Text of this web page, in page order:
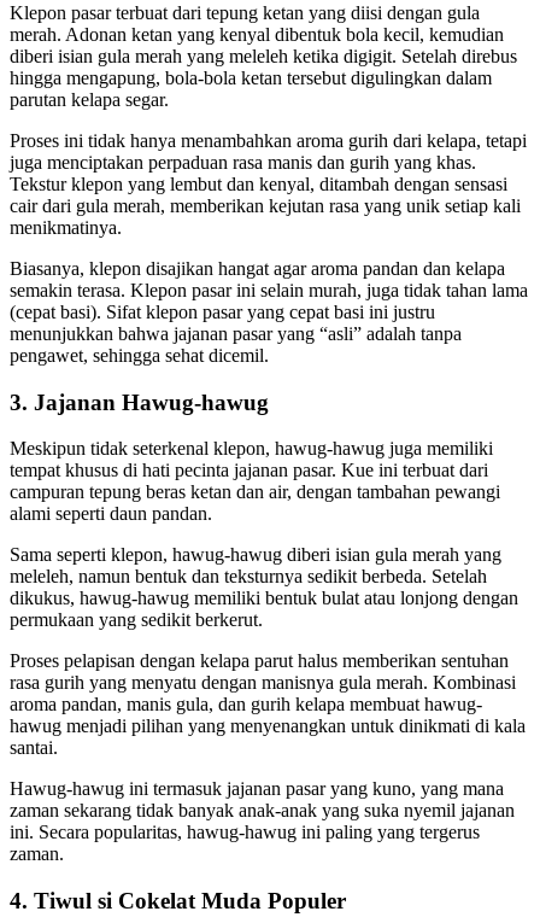
Klepon pasar terbuat dari tepung ketan yang diisi dengan gula
merah. Adonan ketan yang kenyal dibentuk bola kecil, kemudian
diberi isian gula merah yang meleleh ketika digigit. Setelah direbus
hingga mengapung, bola-bola ketan tersebut digulingkan dalam
parutan kelapa segar.
Proses ini tidak hanya menambahkan aroma gurih dari kelapa, tetapi
juga menciptakan perpaduan rasa manis dan gurih yang khas.
Tekstur klepon yang lembut dan kenyal, ditambah dengan sensasi
cair dari gula merah, memberikan kejutan rasa yang unik setiap kali
menikmatinya.
Biasanya, klepon disajikan hangat agar aroma pandan dan kelapa
semakin terasa. Klepon pasar ini selain murah, juga tidak tahan lama
(cepat basi). Sifat klepon pasar yang cepat basi ini justru
menunjukkan bahwa jajanan pasar yang “asli” adalah tanpa
pengawet, sehingga sehat dicemil.
3. Jajanan Hawug-hawug
Meskipun tidak seterkenal klepon, hawug-hawug juga memiliki
tempat khusus di hati pecinta jajanan pasar. Kue ini terbuat dari
campuran tepung beras ketan dan air, dengan tambahan pewangi
alami seperti daun pandan.
Sama seperti klepon, hawug-hawug diberi isian gula merah yang
meleleh, namun bentuk dan teksturnya sedikit berbeda. Setelah
dikukus, hawug-hawug memiliki bentuk bulat atau lonjong dengan
permukaan yang sedikit berkerut.
Proses pelapisan dengan kelapa parut halus memberikan sentuhan
rasa gurih yang menyatu dengan manisnya gula merah. Kombinasi
aroma pandan, manis gula, dan gurih kelapa membuat hawug-
hawug menjadi pilihan yang menyenangkan untuk dinikmati di kala
santai.
Hawug-hawug ini termasuk jajanan pasar yang kuno, yang mana
zaman sekarang tidak banyak anak-anak yang suka nyemil jajanan
ini. Secara popularitas, hawug-hawug ini paling yang tergerus
zaman.
4. Tiwul si Cokelat Muda Populer